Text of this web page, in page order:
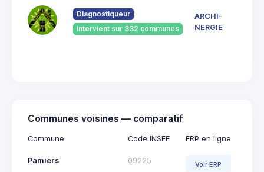
Diagnostiqueur
Intervient sur 332 communes
ARCHI-
NERGIE
Communes voisines — comparatif
Commune Code INSEE ERP en ligne
Pamiers 09225 Voir ERP